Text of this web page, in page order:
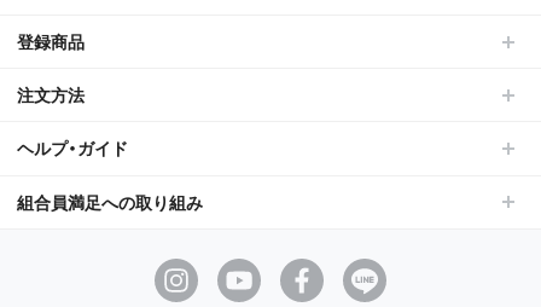
登録商品
注文方法
ヘルプ・ガイド
組合員満足への取り組み